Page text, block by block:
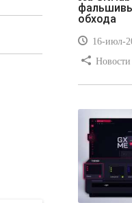
обхода
16-июл-